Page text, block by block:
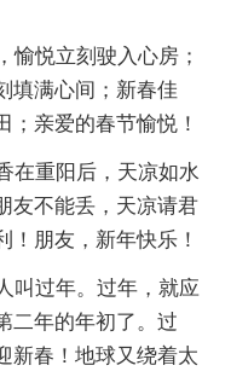
愉悦立刻驶入心房；
填满心间；新春佳
；亲爱的春节愉悦！
在重阳后，天凉如水
友不能丢，天凉请君
！朋友，新年快乐！
叫过年。过年，就应
二年的年初了。过
新春！地球又绕着太